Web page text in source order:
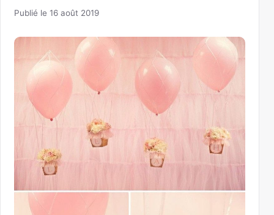
Publié le 16 août 2019